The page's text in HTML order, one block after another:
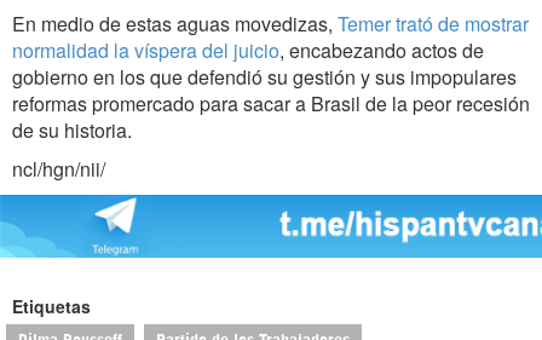
En medio de estas aguas movedizas, Temer trató de mostrar
normalidad la víspera del juicio, encabezando actos de
gobierno en los que defendió su gestión y sus impopulares
reformas promercado para sacar a Brasil de la peor recesión
de su historia.
ncl/hgn/nii/
Etiquetas